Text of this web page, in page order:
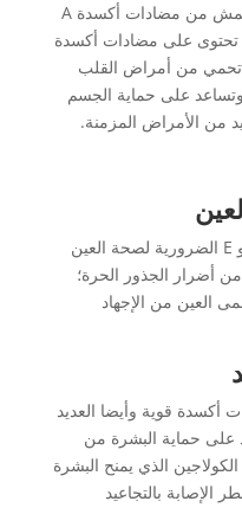
تتنوع مضادات الأكسدة داخل المشمش من مضادات أكسدة A
تحتوى على مضادات أكسدة
تحمي من أمراض القلب
على حماية الجسم
من الأمراض المزمنة.
يحتوى المشمش على فيتامينات A و E الضرورية لصحة العين
أضرار الجذور الحرة؛
العين من الإجهاد
قوية وأيضا العديد
على حماية البشرة من
الذي يمنح البشرة
الإصابة بالتجاعيد